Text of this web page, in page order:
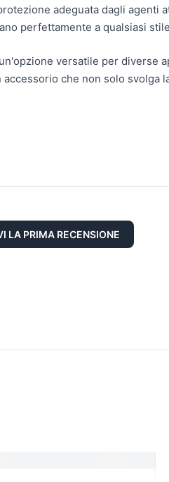
adeguata dagli agenti
perfettamente a qualsiasi
versatile per diverse
che non solo svolga
LA PRIMA RECENSIONE